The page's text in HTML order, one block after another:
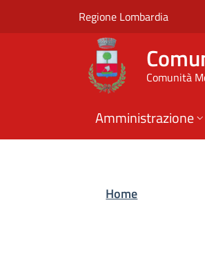
Vai al contenuto principale
Comune di
Regione Lombardia
Comunità
Amministrazione
Home